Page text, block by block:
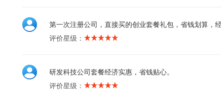
第一次注册公司，直接买的创业套餐礼包，省钱划算，
评价星级：
研发科技公司套餐经济实惠，省钱贴心。
评价星级：